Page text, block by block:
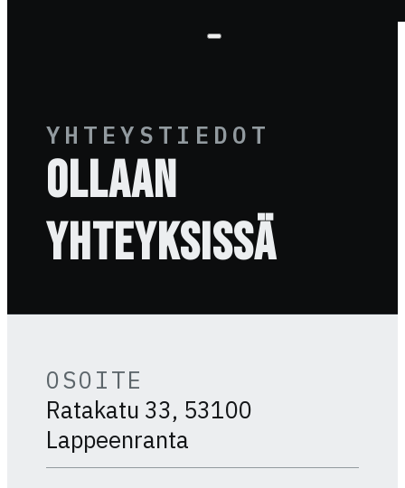
YHTEYSTIEDOT
OLLAAN
YHTEYKSISSÄ
OSOITE
Ratakatu 33, 53100
Lappeenranta